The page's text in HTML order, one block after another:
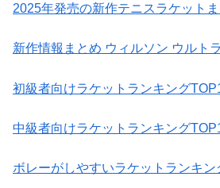
2025年発売の新作テニスラケット
新作情報まとめ ウィルソン ウルト
初級者向けラケットランキング
中級者向けラケットランキング
ボレーがしやすいラケットランキン